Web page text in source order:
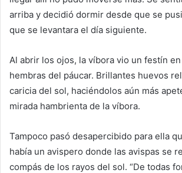
arriba y decidió dormir desde que se
que se levantara el día siguiente.
Al abrir los ojos, la víbora vio un festín
hembras del páucar. Brillantes huevos
caricia del sol, haciéndolos aún más
mirada hambrienta de la víbora.
Tampoco pasó desapercibido para ella
había un avispero donde las avispas se
compás de los rayos del sol. “De todas